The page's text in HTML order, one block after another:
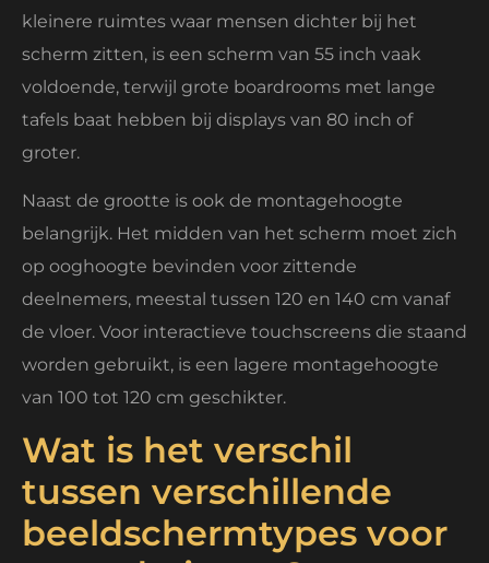
kleinere ruimtes waar mensen dichter bij het
scherm zitten, is een scherm van 55 inch vaak
voldoende, terwijl grote boardrooms met lange
tafels baat hebben bij displays van 80 inch of
groter.
Naast de grootte is ook de montagehoogte
belangrijk. Het midden van het scherm moet zich
op ooghoogte bevinden voor zittende
deelnemers, meestal tussen 120 en 140 cm vanaf
de vloer. Voor interactieve touchscreens die staand
worden gebruikt, is een lagere montagehoogte
van 100 tot 120 cm geschikter.
Wat is het verschil
tussen verschillende
beeldschermtypes voor